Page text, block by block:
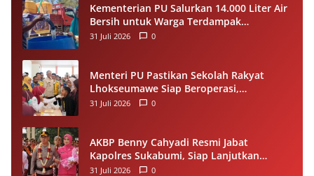
Kementerian PU Salurkan 14.000 Liter Air
Bersih untuk Warga Terdampak
Kekeringan di Seram Bagian Timur
31 Juli 2026 0
Menteri PU Pastikan Sekolah Rakyat
Lhokseumawe Siap Beroperasi,
Dilengkapi Asrama hingga Laptop Gratis
31 Juli 2026 0
AKBP Benny Cahyadi Resmi Jabat
Kapolres Sukabumi, Siap Lanjutkan
Program dan Perkuat Pelayanan
31 Juli 2026 0